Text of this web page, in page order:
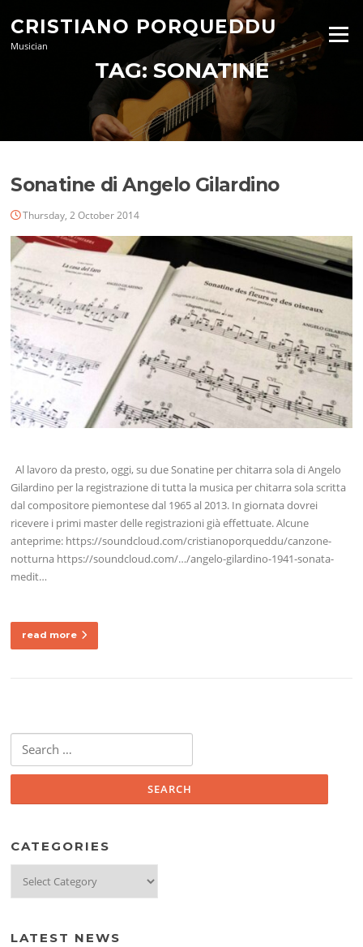
content
CRISTIANO PORQUEDDU
Musician
Menu
TAG: SONATINE
Sonatine di Angelo Gilardino
Thursday, 2 October 2014
Al lavoro da presto, oggi, su due Sonatine per chitarra sola di Angelo
Gilardino per la registrazione di tutta la musica per chitarra sola scritta
dal compositore piemontese dal 1965 al 2013. In giornata dovrei
ricevere i primi master delle registrazioni già effettuate. Alcune
anteprime: https://soundcloud.com/cristianoporqueddu/canzone-
notturna https://soundcloud.com/…/angelo-gilardino-1941-sonata-
medit…
read more
for:
CATEGORIES
LATEST NEWS